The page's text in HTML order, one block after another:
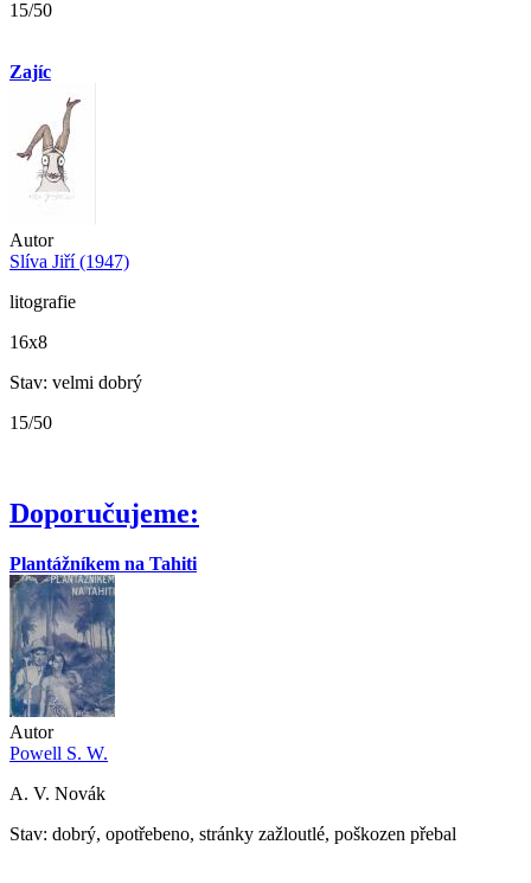
15/50
Zajíc
Autor
Slíva Jiří (1947)
litografie
16x8
Stav: velmi dobrý
15/50
Doporučujeme:
Plantážníkem na Tahiti
Autor
Powell S. W.
A. V. Novák
Stav: dobrý, opotřebeno, stránky zažloutlé, poškozen přebal